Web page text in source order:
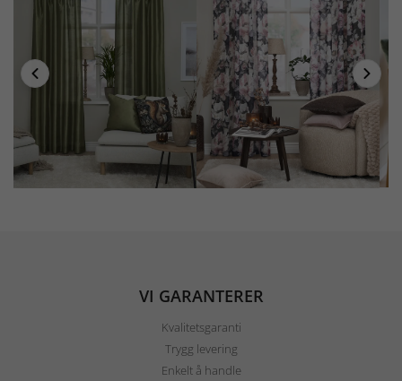
VI GARANTERER
Kvalitetsgaranti
Trygg levering
Enkelt å handle